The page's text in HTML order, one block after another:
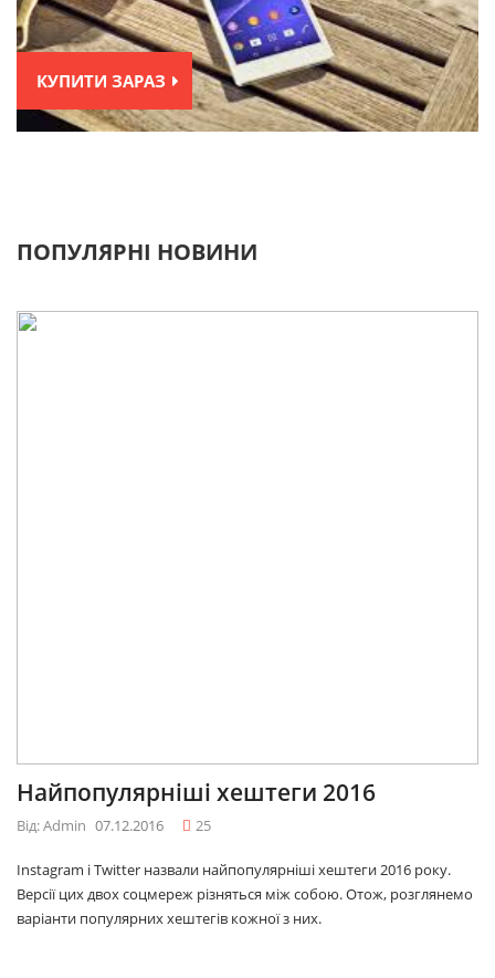
КУПИТИ ЗАРАЗ
ПОПУЛЯРНІ НОВИНИ
Найпопулярніші хештеги 2016
Від: Admin 07.12.2016 25
Instagram і Twitter назвали найпопулярніші хештеги 2016 року.
Версії цих двох соцмереж різняться між собою. Отож, розглянемо
варіанти популярних хештегів кожної з них.